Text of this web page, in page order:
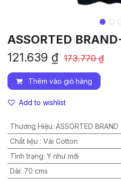
ASSORTED
121.639 ₫ 173.770₫
Thêm vào giỏ hàng
Add to wishlist
Thương Hiệu: ASSORTED BRAND
Chất liệu : Vải Cotton
Tình trạng: Y như mới
Dài: 70 cms